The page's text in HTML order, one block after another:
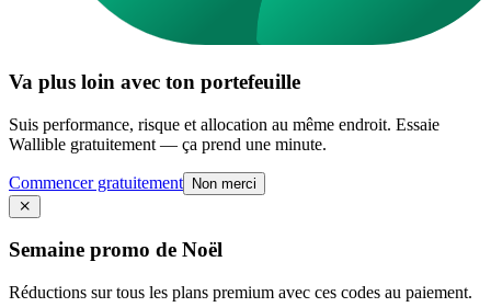
Va plus loin avec ton portefeuille
Suis performance, risque et allocation au même endroit. Essaie
Wallible gratuitement — ça prend une minute.
Commencer gratuitement Non merci
Semaine promo de Noël
Réductions sur tous les plans premium avec ces codes au paiement.